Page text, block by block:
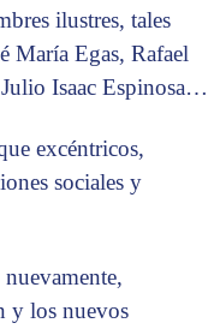
ilustres, tales
María Egas, Rafael
Isaac Espinosa…
excéntricos,
sociales y
y los nuevos